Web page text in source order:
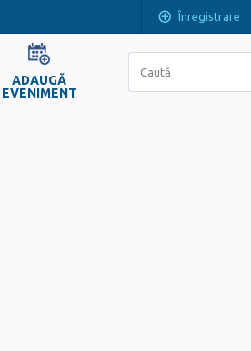
Înregistrare
ADAUGĂ
EVENIMENT